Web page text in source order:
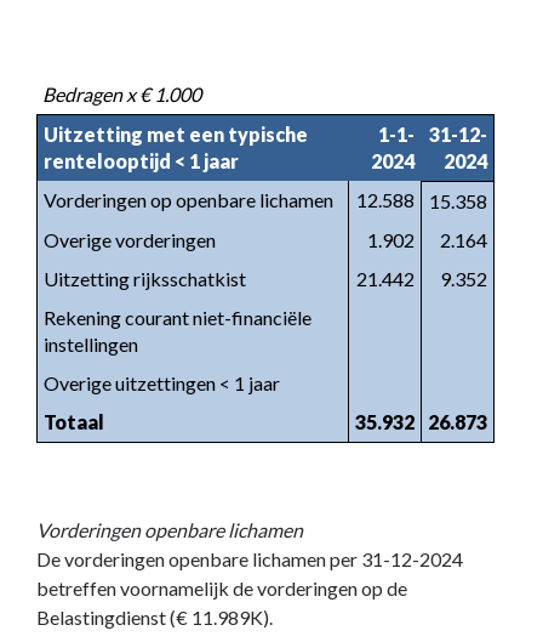
Bedragen x € 1.000
Uitzetting met een typische
rentelooptijd < 1 jaar
1-1-
2024
31-12-
2024
Vorderingen op openbare lichamen
12.588
15.358
Overige vorderingen
1.902
2.164
Uitzetting rijksschatkist
21.442
9.352
Rekening courant niet-financiële
instellingen
Overige uitzettingen < 1 jaar
Totaal
35.932 26.873
Vorderingen openbare lichamen
De vorderingen openbare lichamen per 31-12-2024
betreffen voornamelijk de vorderingen op de
Belastingdienst (€ 11.989K).